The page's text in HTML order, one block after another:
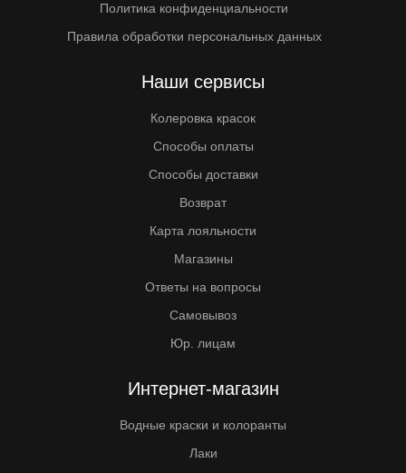
Политика конфиденциальности
Правила обработки персональных данных
Наши сервисы
Колеровка красок
Способы оплаты
Способы доставки
Возврат
Карта лояльности
Магазины
Ответы на вопросы
Самовывоз
Юр. лицам
Интернет-магазин
Водные краски и колоранты
Лаки